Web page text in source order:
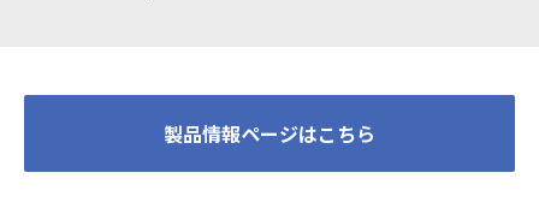
製品情報ページはこちら